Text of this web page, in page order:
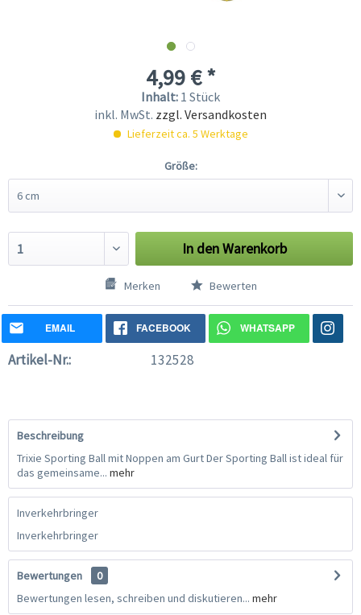
4,99 € *
Inhalt: 1 Stück
inkl. MwSt. zzgl. Versandkosten
Lieferzeit ca. 5 Werktage
Größe:
In denWarenkorb
Merken Bewerten
EMAIL FACEBOOK WHATSAPP
Artikel-Nr.: 132528
Beschreibung
Trixie Sporting Ball mit Noppen am Gurt Der Sporting Ball ist ideal für
das gemeinsame... mehr
Inverkehrbringer
Inverkehrbringer
Bewertungen
0
Bewertungen lesen, schreiben und diskutieren... mehr